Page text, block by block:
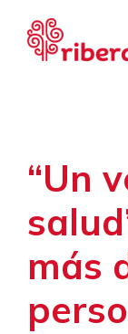
contenido
“Un
más